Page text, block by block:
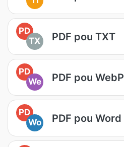
PD
TX
PDF pou TXT
PD
We
PDF pou WebP
PD
Wo
PDF pou Word